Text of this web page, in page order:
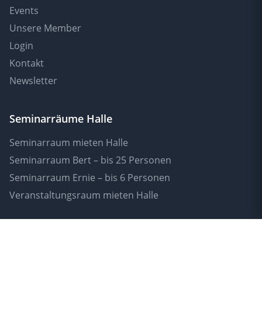
Events
Unsere Member
Login
Kontakt
Newsletter
Seminarräume Halle
Seminarraum mieten Halle
Seminarraum Bert – bis 25 Personen
Seminarraum Ernie – bis 6 Personen
Veranstaltungsraum mieten Halle